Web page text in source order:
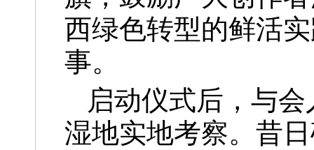
西绿色转型的鲜活
事。
启动仪式后，与
湿地实地考察。昔